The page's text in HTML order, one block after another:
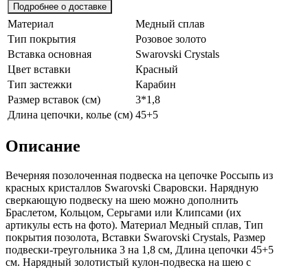
Подробнее о доставке
Материал
Медный сплав
Тип покрытия
Розовое золото
Вставка основная
Swarovski Crystals
Цвет вставки
Красный
Тип застежки
Карабин
Размер вставок (см)
3*1,8
Длина цепочки, колье (см) 45+5
Описание
Вечерняя позолоченная подвеска на цепочке Россыпь из
красных кристаллов Swarovski Сваровски. Нарядную
сверкающую подвеску на шею можно дополнить
Браслетом, Кольцом, Серьгами или Клипсами (их
aртикулы есть на фoто). Материал Медный сплав, Тип
покрытия позолота, Вставки Swarovski Crystals, Размер
подвески-треугольника 3 на 1,8 см, Длина цепочки 45+5
см. Нарядный золотистый кулон-подвеска на шею с